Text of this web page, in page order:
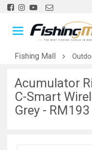
Fishing Mall
Acumulator
C-Smart
Grey - RM193